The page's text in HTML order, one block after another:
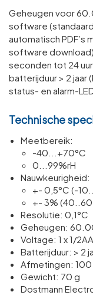
Geheugen voor
software
automatisch
software
seconden tot 24
batterijduur > 2 jaar
status- en alarm-
Technische
Meetbereik:
-40...+70°C
0...99%rH
Nauwkeurigheid:
+- 0,5°C (-
+- 3%
Resol­u­tie: 0,1°C
Geheugen:
Voltage: 1 x 1/​
Batterijduur: > 2
Afmetingen: 100
Gewicht: 70 g
Dostmann